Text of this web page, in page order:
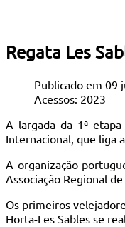
Regata Les
Publicado em 09
Acessos: 2023
A largada da 1ª
Internacional, que liga
A organização
Associação Regional
Os primeiros
Horta-Les Sables se